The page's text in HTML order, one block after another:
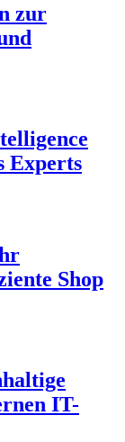
zur
Experts
Shop
IT-